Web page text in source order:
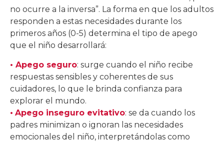
no ocurre a la inversa”. La forma en que los adultos
responden a estas necesidades durante los
primeros años (0-5) determina el tipo de apego
que el niño desarrollará:
• Apego seguro: surge cuando el niño recibe
respuestas sensibles y coherentes de sus
cuidadores, lo que le brinda confianza para
explorar el mundo.
• Apego inseguro evitativo: se da cuando los
padres minimizan o ignoran las necesidades
emocionales del niño, interpretándolas como